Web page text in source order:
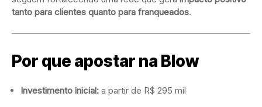
tanto para clientes quanto para franqueados.
Por que apostar na Blow
Investimento inicial: a partir de R$ 295 mil